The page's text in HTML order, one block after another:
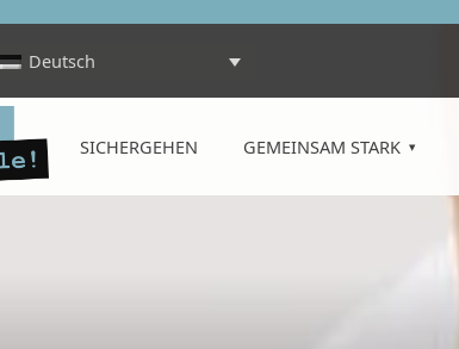
SICHERGEHEN GEMEINSAM STARK
Deutsch